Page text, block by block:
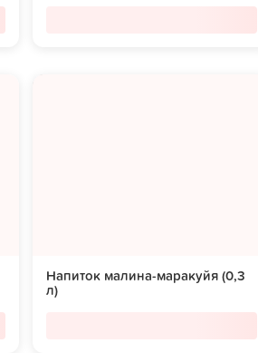
Напиток малина-маракуйя (0,3
л)